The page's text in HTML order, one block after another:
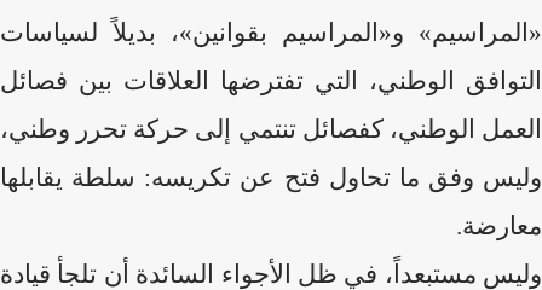
«المراسيم» و«المراسيم بقوانين»، بديلاً لسياسات
التوافق الوطني، التي تفترضها العلاقات بين فصائل
العمل الوطني، كفصائل تنتمي إلى حركة تحرر وطني،
وليس وفق ما تحاول فتح عن تكريسه: سلطة يقابلها
معارضة.
وليس مستبعداً، في ظل الأجواء السائدة أن تلجأ قيادة